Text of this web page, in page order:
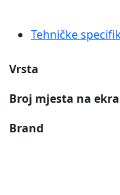
1211LTS
količina
Tehničke
Vrsta
Broj mjesta na
Brand